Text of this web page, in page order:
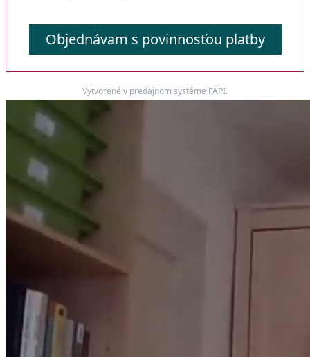
Objednávam s povinnosťou platby
Vytvorené v predajnom systéme FAPI.